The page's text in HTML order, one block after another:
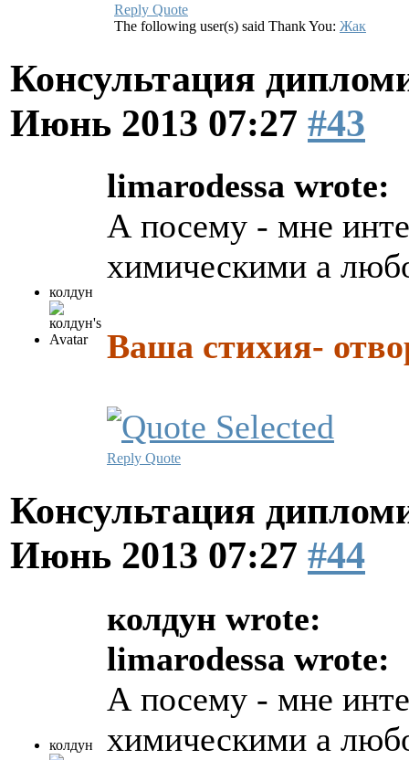
Reply Quote
The following user(s) said Thank You: Жак
Консультация
Июнь 2013 07:27 #43
колдун
limarodessa wrote:
А посему - мне
химическими а
Ваша стихия-
Reply Quote
Консультация
Июнь 2013 07:27 #44
колдун
колдун wrote:
limarodessa wrote:
А посему - мне
химическими а